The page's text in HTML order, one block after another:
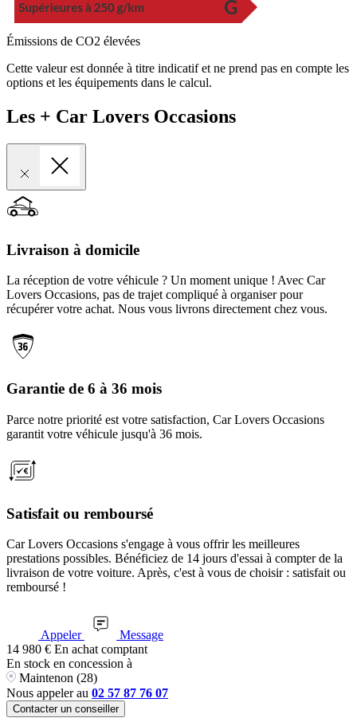
Émissions de CO2 élevées
Cette valeur est donnée à titre indicatif et ne prend pas en compte les
options et les équipements dans le calcul.
Les + Car Lovers Occasions
Livraison à domicile
La réception de votre véhicule ? Un moment unique ! Avec Car
Lovers Occasions, pas de trajet compliqué à organiser pour
récupérer votre achat. Nous vous livrons directement chez vous.
Garantie de 6 à 36 mois
Parce notre priorité est votre satisfaction, Car Lovers Occasions
garantit votre véhicule jusqu'à 36 mois.
Satisfait ou remboursé
Car Lovers Occasions s'engage à vous offrir les meilleures
prestations possibles. Bénéficiez de 14 jours d'essai à compter de la
livraison de votre voiture. Après, c'est à vous de choisir : satisfait ou
remboursé !
Appeler
Message
14 980 € En achat comptant
En stock en concession à
Maintenon (28)
Nous appeler au 02 57 87 76 07
Contacter un conseiller